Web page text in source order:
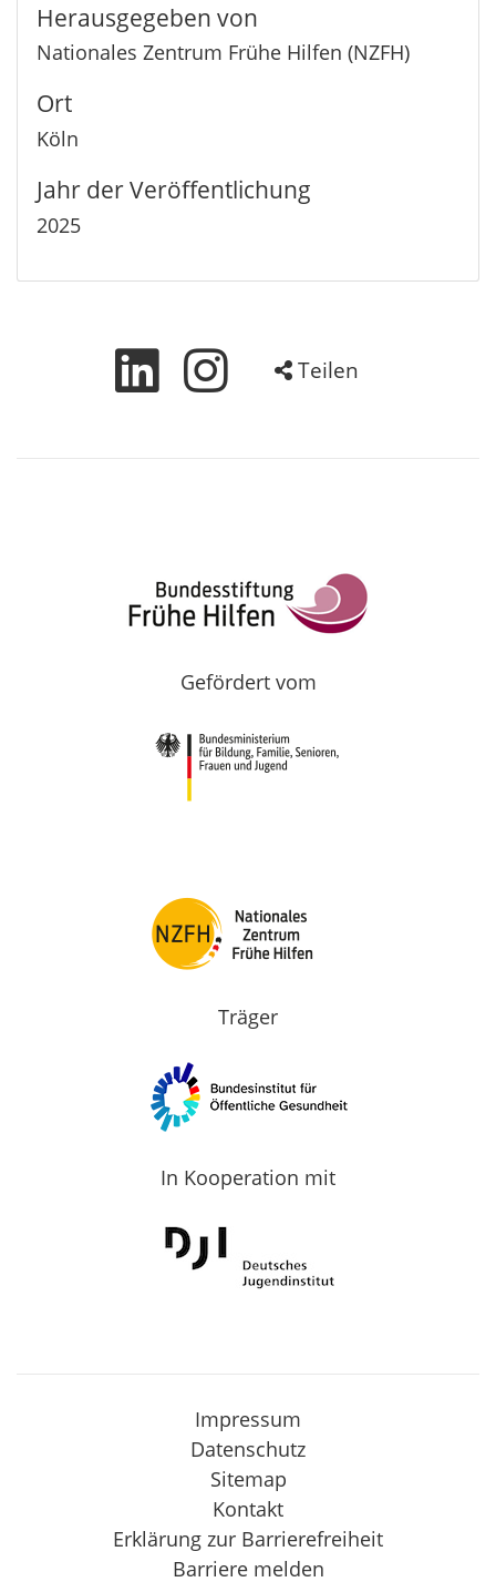
Herausgegeben von
Nationales Zentrum Frühe Hilfen (NZFH)
Ort
Köln
Jahr der Veröffentlichung
2025
Teilen
Gefördert vom
Träger
In Kooperation mit
Impressum
Datenschutz
Sitemap
Kontakt
Erklärung zur Barrierefreiheit
Barriere melden